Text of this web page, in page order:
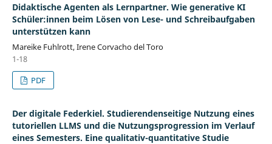
Didaktische Agenten als Lernpartner. Wie generative KI
Schüler:innen beim Lösen von Lese- und Schreibaufgaben
unterstützen kann
Mareike Fuhlrott, Irene Corvacho del Toro
1-18
PDF
Der digitale Federkiel. Studierendenseitige Nutzung eines
tutoriellen LLMS und die Nutzungsprogression im Verlauf
eines Semesters. Eine qualitativ-quantitative Studie